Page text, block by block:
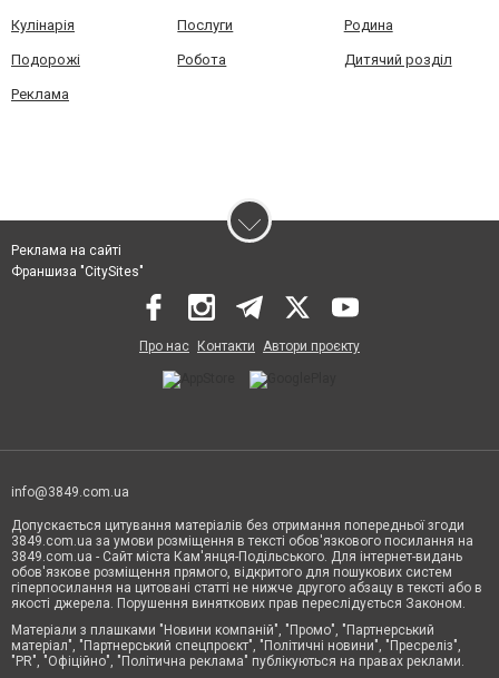
Кулінарія Послуги Родина
Подорожі Робота Дитячий розділ
Реклама
Реклама на сайті
Франшиза "CitySites"
Про нас Контакти Автори проєкту
info@3849.com.ua
Допускається цитування матеріалів без отримання попередньої згоди
3849.com.ua за умови розміщення в тексті обов'язкового посилання на
3849.com.ua - Сайт міста Кам'янця-Подільського. Для інтернет-видань
обов'язкове розміщення прямого, відкритого для пошукових систем
гіперпосилання на цитовані статті не нижче другого абзацу в тексті або в
якості джерела. Порушення виняткових прав переслідується Законом.
Матеріали з плашками "Новини компаній", "Промо", "Партнерський
матеріал", "Партнерський спецпроєкт", "Політичні новини", "Пресреліз",
"PR", "Офіційно", "Політична реклама" публікуються на правах реклами.